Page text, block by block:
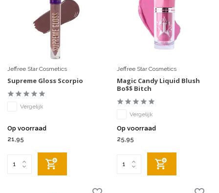
Jeffree Star Cosmetics
Supreme Gloss Scorpio
Vergelijk
Op voorraad
21,95
Jeffree Star Cosmetics
Magic Candy Liquid Blush
Bo$$ Bitch
Vergelijk
Op voorraad
25,95